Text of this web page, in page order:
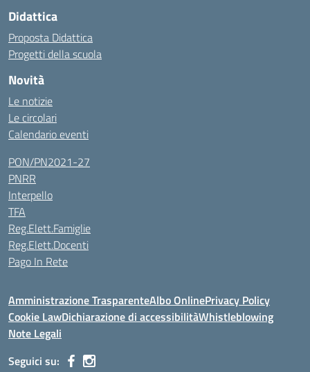
Didattica
Proposta Didattica
Progetti della scuola
Novità
Le notizie
Le circolari
Calendario eventi
PON/PN2021-27
PNRR
Interpello
TFA
Reg.Elett.Famiglie
Reg.Elett.Docenti
Pago In Rete
Amministrazione TrasparenteAlbo OnlinePrivacy Policy
Cookie LawDichiarazione di accessibilitàWhistleblowing
Note Legali
Seguici su: